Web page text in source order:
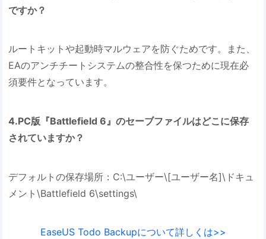
ですか？
ルートキットや起動時マルウェアを防ぐためです。また、
EAのアンチチートシステムの整合性を保つために現在必
須要件となっています。
4.PC版『Battlefield 6』のセーブファイルはどこに保存
されていますか？
デフォルトの保存場所：C:\ユーザー\[ユーザー名]\ドキュ
メント\Battlefield 6\settings\
EaseUS Todo Backupについて詳しくは>>